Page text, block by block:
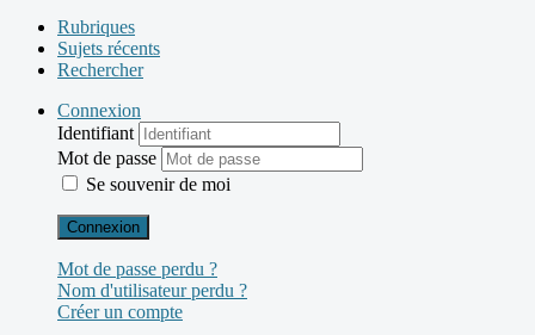
Rubriques
Sujets récents
Rechercher
Connexion
Identifiant
Mot de passe
Se souvenir de moi
Connexion
Mot de passe perdu ?
Nom d'utilisateur perdu ?
Créer un compte